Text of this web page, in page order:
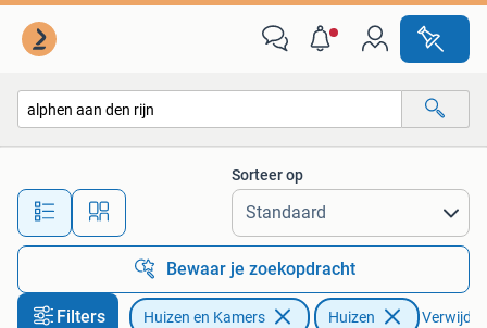
Alle afstanden…
Sorteer op
Bewaar je zoekopdracht
Filters Huizen en Kamers Huizen